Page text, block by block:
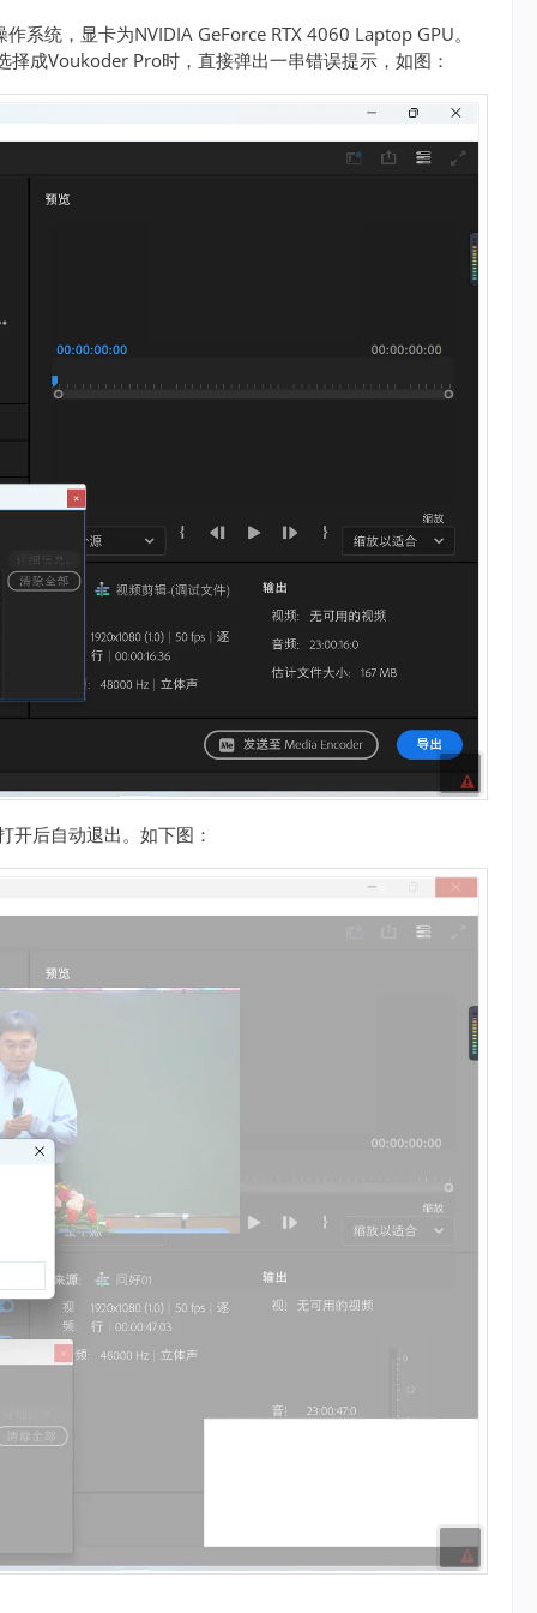
统，显卡为NVIDIA GeForce RTX 4060 Laptop GPU。
成Voukoder Pro时，直接弹出一串错误提示，如图：
开后自动退出。如下图：